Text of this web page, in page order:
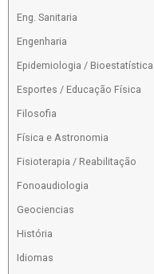
Eng. Sanitaria
Engenharia
Epidemiologia / Bioestatística
Esportes / Educação Física
Filosofia
Física e Astronomia
Fisioterapia / Reabilitação
Fonoaudiologia
Geociencias
História
Idiomas